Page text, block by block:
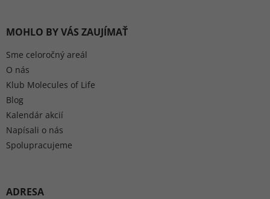
MOHLO BY VÁS ZAUJÍMAŤ
Sme celoročný areál
O nás
Klub Molecules of Life
Blog
Kalendár akcií
Napísali o nás
Spolupracujeme
ADRESA